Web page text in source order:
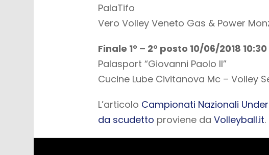
PalaTifo
Vero Volley Veneto Gas & Power
Finale 1° – 2° posto 10/06/2018 10:30
Palasport “Giovanni Paolo II”
Cucine Lube Civitanova Mc – Volley
L’articolo Campionati Nazionali
da scudetto proviene da Volleyball.it.